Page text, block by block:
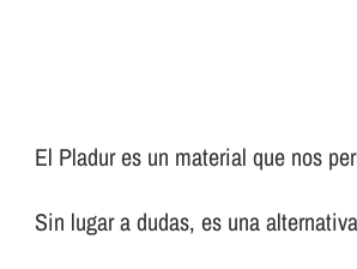
El Pladur es un material que nos
Sin lugar a dudas, es una